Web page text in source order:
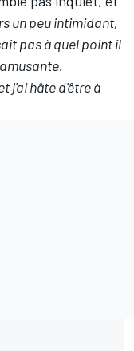
un peu intimidant,
pas à quel point il
j'ai hâte d'être à